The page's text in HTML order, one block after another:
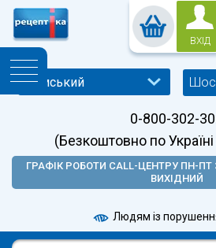
ВХІД
0-800-302-
(Безкоштовно по
ГРАФІК РОБОТИ CALL-ЦЕНТРУ ПН-ПТ
ВИХІДНИЙ
Людям із